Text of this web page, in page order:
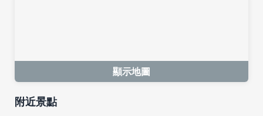
顯示地圖
附近景點